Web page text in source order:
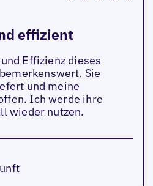
effizient
Effizienz dieses
Sie
und meine
Ich werde ihre
wieder nutzen.